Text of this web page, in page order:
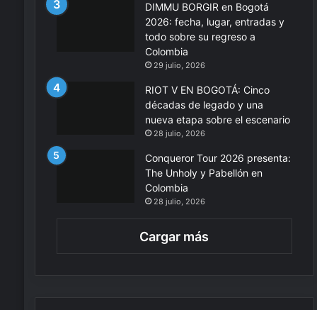
DIMMU BORGIR en Bogotá
2026: fecha, lugar, entradas y
todo sobre su regreso a
Colombia
29 julio, 2026
RIOT V EN BOGOTÁ: Cinco
décadas de legado y una
nueva etapa sobre el escenario
28 julio, 2026
Conqueror Tour 2026 presenta:
The Unholy y Pabellón en
Colombia
28 julio, 2026
Cargar más